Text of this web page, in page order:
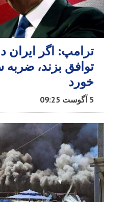
ترامپ: اگر ایران
توافق بزند،
خورد
5 آگوست 09:25